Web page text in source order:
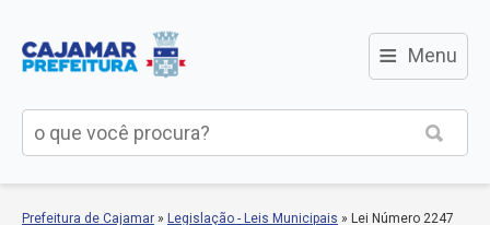
≡ Menu
Prefeitura de Cajamar » Legislação - Leis Municipais » Lei Número 2247